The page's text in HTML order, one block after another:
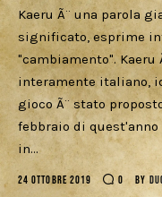
Kaeru Ã¨ una parola
significato, esprime
"cambiamento".
interamente italiano,
gioco Ã¨ stato
febbraio di
in…
24 OTTOBRE 2019 0 BY